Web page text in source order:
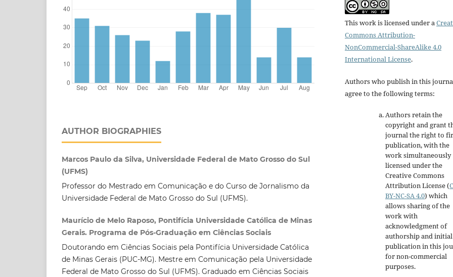
AUTHOR BIOGRAPHIES
Marcos Paulo da Silva, Universidade Federal de Mato Grosso do Sul
(UFMS)
Professor do Mestrado em Comunicação e do Curso de Jornalismo da
Universidade Federal de Mato Grosso do Sul (UFMS).
Maurício de Melo Raposo, Pontifícia Universidade Católica de Minas
Gerais. Programa de Pós-Graduação em Ciências Sociais
Doutorando em Ciências Sociais pela Pontifícia Universidade Católica
de Minas Gerais (PUC-MG). Mestre em Comunicação pela Universidade
Federal de Mato Grosso do Sul (UFMS). Graduado em Ciências Sociais
This work is licensed under a
Commons Attribution-
NonCommercial-ShareAlike 4.0
International License.
Authors who publish in this
agree to the following terms:
Authors retain the
copyright and grant
journal the right to
publication, with the
work simultaneously
licensed under the
Creative Commons
Attribution License(
BY-NC-SA 4.0) which
allows sharing of the
work with
acknowledgment of
authorship and initial
publication in this
for non-commercial
purposes.